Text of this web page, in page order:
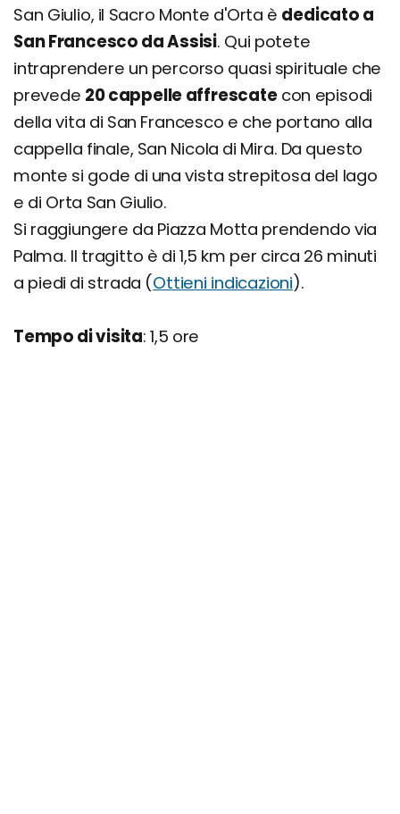
San Giulio, il Sacro Monte d'Orta è dedicato a
San Francesco da Assisi. Qui potete
intraprendere un percorso quasi spirituale che
prevede 20 cappelle affrescatecon episodi
della vita di San Francesco e che portano alla
cappella finale, San Nicola di Mira. Da questo
monte si gode di una vista strepitosa del lago
e di Orta San Giulio.
Si raggiungere da Piazza Motta prendendo via
Palma. Il tragitto è di 1,5 km per circa 26 minuti
a piedi di strada (Ottieni indicazioni).
Tempo di visita: 1,5 ore